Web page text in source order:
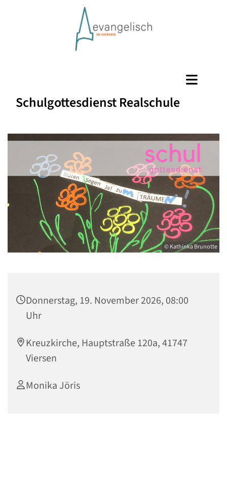
Schulgottesdienst Realschule
© Kathinka Brunotte
Donnerstag, 19. November 2026, 08:00
Uhr
Kreuzkirche, Hauptstraße 120a, 41747
Viersen
Monika Jöris